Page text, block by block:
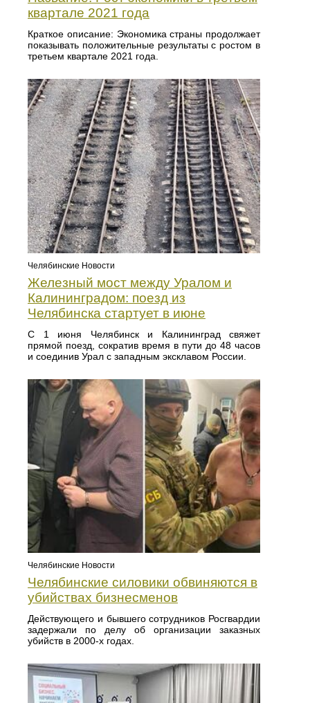
квартале 2021 года
Краткое описание: Экономика страны продолжает
показывать положительные результаты с ростом в
третьем квартале 2021 года.
Челябинские Новости
Железный мост между Уралом и
Калининградом: поезд из
Челябинска стартует в июне
С 1 июня Челябинск и Калининград свяжет
прямой поезд, сократив время в пути до 48 часов
и соединив Урал с западным эксклавом России.
Челябинские Новости
Челябинские силовики обвиняются в
убийствах бизнесменов
Действующего и бывшего сотрудников Росгвардии
задержали по делу об организации заказных
убийств в 2000-х годах.